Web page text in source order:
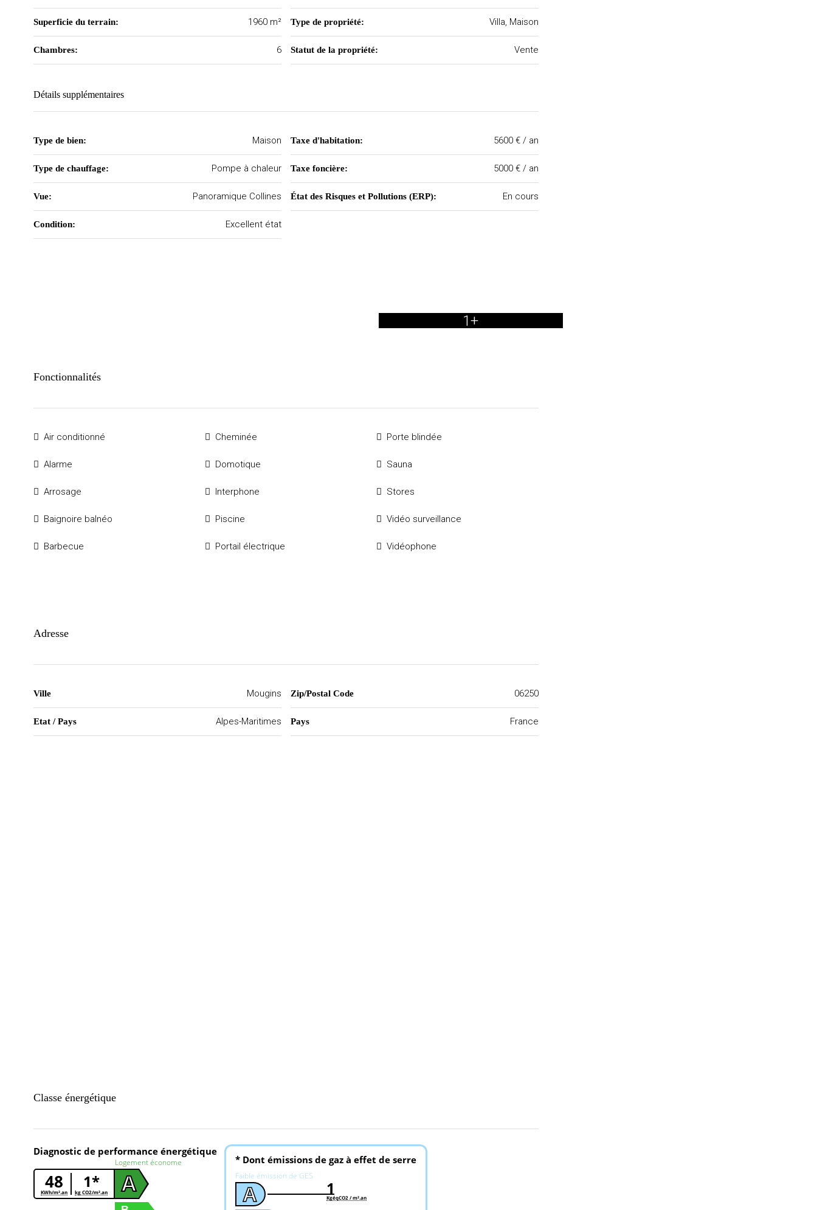
Superficie du terrain: 1960 m²
Chambres: 6
Type de propriété: Villa, Maison
Statut de la propriété: Vente
Détails supplémentaires
Type de bien: Maison
Type de chauffage: Pompe à chaleur
Vue: Panoramique Collines
Condition: Excellent état
Taxe d'habitation: 5600 € / an
Taxe foncière: 5000 € / an
État des Risques et Pollutions (ERP): En cours
1+
Fonctionnalités
Air conditionné
Alarme
Arrosage
Baignoire balnéo
Barbecue
Cheminée
Domotique
Interphone
Piscine
Portail électrique
Porte blindée
Sauna
Stores
Vidéo surveillance
Vidéophone
Adresse
Ville Mougins
Etat / Pays Alpes-Maritimes
Zip/Postal Code 06250
Pays France
Classe énergétique
Diagnostic de performance énergétique
48
KWh/m².an
1*
kg CO2/m².an
Logement économe
A
* Dont émissions de gaz à effet de serre
Faible émission de GES
A 1
KgéqCO2 / m².an